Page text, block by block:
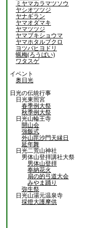
ミヤマカラマツソウ
ヤシオツツジ
ヤナギラン
ヤマオダマキ
ヤマツツジ
ヤマブキショウマ
ヤマホタルブクロ
ヨツバヒヨドリ
蝋梅(ろうばい)
ワタスゲ
イベント
奥日光
日光の伝統行事
日光東照宮
春季例大祭
秋季例大祭
日光山輪王寺
開山会
強飯式
外山毘沙門天縁日
延年舞
日光二荒山神社
男体山登拝講社大祭
男体山登拝
奉納花火
扇の的弓道大会
みやま踊り
弥生祭
日光山湯元温泉寺
採燈大護摩供